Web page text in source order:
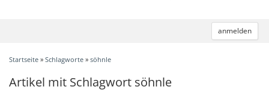
anmelden
Startseite » Schlagworte » söhnle
Artikel mit Schlagwort söhnle